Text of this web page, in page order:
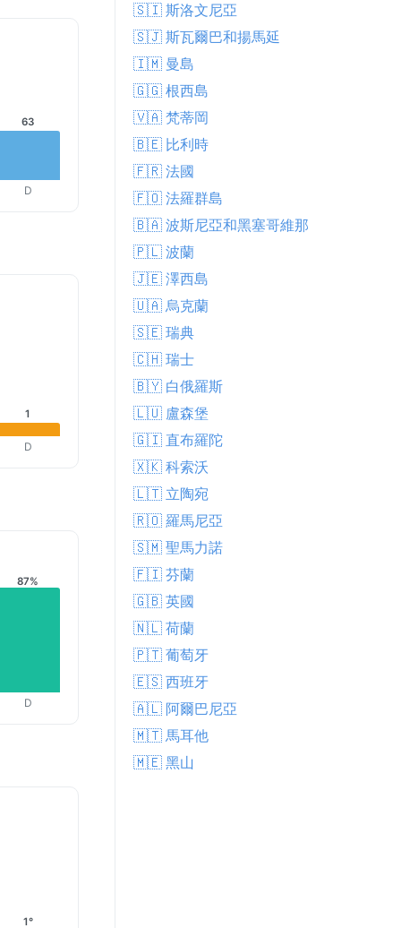
63
D
1
D
87%
D
1°
🇸🇮 斯洛文尼亞
🇸🇯 斯瓦爾巴和揚馬延
🇮🇲 曼島
🇬🇬 根西島
🇻🇦 梵蒂岡
🇧🇪 比利時
🇫🇷 法國
🇫🇴 法羅群島
🇧🇦 波斯尼亞和黑塞哥維那
🇵🇱 波蘭
🇯🇪 澤西島
🇺🇦 烏克蘭
🇸🇪 瑞典
🇨🇭 瑞士
🇧🇾 白俄羅斯
🇱🇺 盧森堡
🇬🇮 直布羅陀
🇽🇰 科索沃
🇱🇹 立陶宛
🇷🇴 羅馬尼亞
🇸🇲 聖馬力諾
🇫🇮 芬蘭
🇬🇧 英國
🇳🇱 荷蘭
🇵🇹 葡萄牙
🇪🇸 西班牙
🇦🇱 阿爾巴尼亞
🇲🇹 馬耳他
🇲🇪 黑山